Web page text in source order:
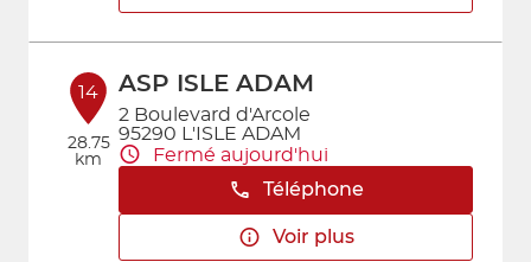
14
28.75
km
ASP ISLE ADAM
2 Boulevard d'Arcole
95290 L'ISLE ADAM
Fermé aujourd'hui
Téléphone
Voir plus